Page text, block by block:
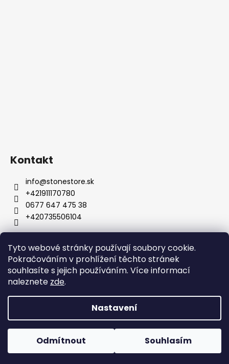
Tyto webové stránky používají soubory cookie.
Pokračováním v prohlížení těchto stránek
souhlasíte s jejich používáním. Více informací
naleznete zde.
Nastavení
Odmítnout Souhlasím
Kontakt
info@stonestore.sk
+421911170780
0677 647 475 38
+420735506104
Obchodní podmínky Podmínky ochrany osobních údajů
Velkoobchod Kontakty
Copyright 2026STONESTORE. Všechna práva vyhrazena.
Upravit nastavení cookies